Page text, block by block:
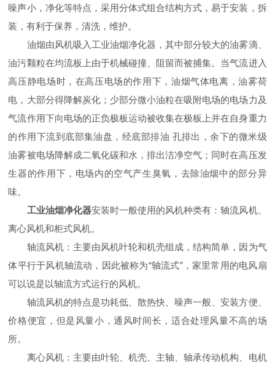
噪声小，净化等特点，采用分体式组合结构方式，易于安装，拆
装，有利于保养，清洗，维护。
油烟由风机吸入工业油烟净化器，其中部分较大的油雾滴、
油污颗粒在均流板上由于机械碰撞、阻留而被捕集。当气流进入
高压静电场时，在高压电场的作用下，油烟气体电离，油雾荷
电，大部分得降解炭化；少部分微小油粒在吸附电场的电场力及
气流作用下向电场的正负极板运动被收集在极板上并在自身重力
的作用下流到底部集油盘，经底部排油 孔排出，余下的微米级
油雾被电场降解成二氧化碳和水，排出洁净空气；同时在高压发
生器的作用下，电场内的空气产生臭氧，去除油烟中的部分异
味。
工业油烟净化器安装时一般使用的风机种类有：轴流风机、
离心风机和柜式风机。
轴流风机：主要由风机叶轮和机壳组成，结构简单，因为气
体平行于风机轴流动，因此被称为“轴流式”，家里常用的电风扇
可以说是以轴流方式运行的风机。
轴流风机的特点是功耗低、散热快、噪声一般、安装方便、
价格便宜，但是风量小，通风时间长，适合处理风量不高的场
所。
离心风机：主要由叶轮、机壳、主轴、轴承传动机构、电机